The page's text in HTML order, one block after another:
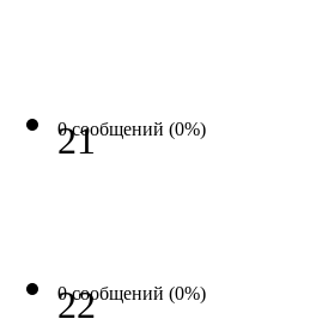
0 сообщений (0%)
21
0 сообщений (0%)
22